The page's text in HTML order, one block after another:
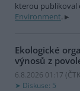
kterou publikoval
Environment.
Ekologické
výnosů z
6.8.2026 01:17 (ČTK
Diskuse: 5